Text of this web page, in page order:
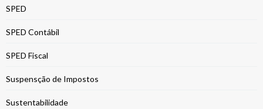
SPED
SPED Contábil
SPED Fiscal
Suspensção de Impostos
Sustentabilidade